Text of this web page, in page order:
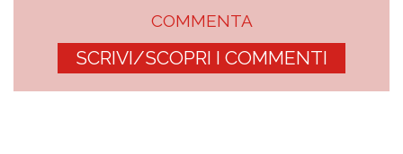
COMMENTA
SCRIVI/SCOPRI I COMMENTI